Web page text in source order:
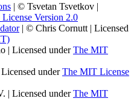
| © Tsvetan Tsvetkov |
Version 2.0
| © Chris Cornutt | Licensed
| Licensed underThe MIT
underThe MIT License
| Licensed underThe MIT